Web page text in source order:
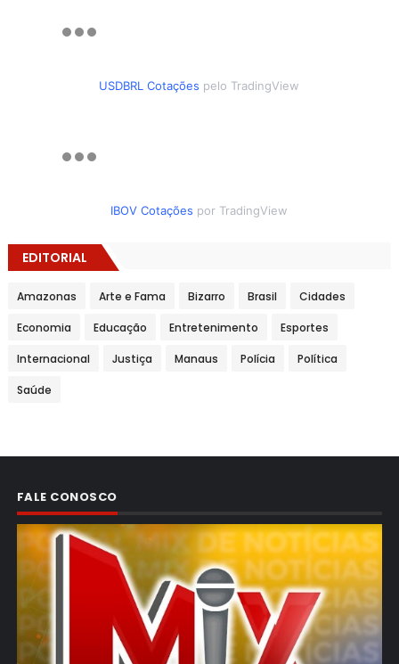
USDBRL Cotações pelo TradingView
IBOV Cotações por TradingView
EDITORIAL
Amazonas Arte e Fama Bizarro Brasil Cidades
Economia Educação Entretenimento Esportes
Internacional Justiça Manaus Polícia Política
Saúde
FALE CONOSCO